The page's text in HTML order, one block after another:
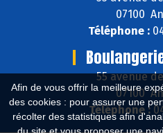
Afin de vous offrir la meilleure
des cookies : pour assurer une
récolter des statistiques afin
07100
Téléphone :
55 avenue
07100
Téléphone :